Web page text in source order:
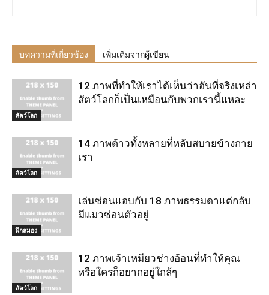
บทความที่เกี่ยวข้อง เพิ่มเติมจากผู้เขียน
สัตว์โลก
12 ภาพที่ทำให้เราได้เห็นว่าอันที่จริงเหล่า
สัตว์โลกก็เป็นเหมือนกับพวกเรานี้แหละ
สัตว์โลก
14 ภาพต้าวทั้งหลายที่หลับสบายข้างกาย
เรา
ฝึกสมอง
เล่นซ่อนแอบกับ 18 ภาพธรรมดาแต่กลับ
มีแมวซ่อนตัวอยู่
สัตว์โลก
12 ภาพเจ้าเหมียวช่างอ้อนที่ทำให้คุณ
หรือใครก็อยากอยู่ใกล้ๆ